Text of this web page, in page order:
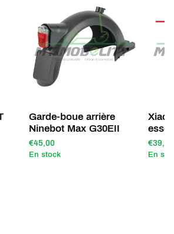
Garde-boue arrière
Ninebot Max G30EII
€45,00
En stock
€39,90
En